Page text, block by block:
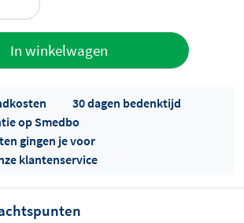
In winkelwagen
30 dagen bedenktijd
op Smedbo
gingen je voor
klantenservice